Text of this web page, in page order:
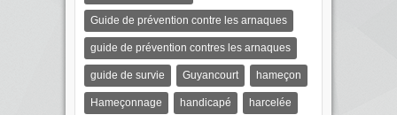
Guide de prévention contre les arnaques
guide de prévention contres les arnaques
guide de survie Guyancourt hameçon
Hameçonnage handicapé harcelée